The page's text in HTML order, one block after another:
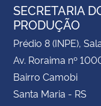
SECRETARIA
PRODUÇÃO
Prédio 8 (INPE),
Av. Roraima nº
Bairro Camobi
Santa Maria - RS